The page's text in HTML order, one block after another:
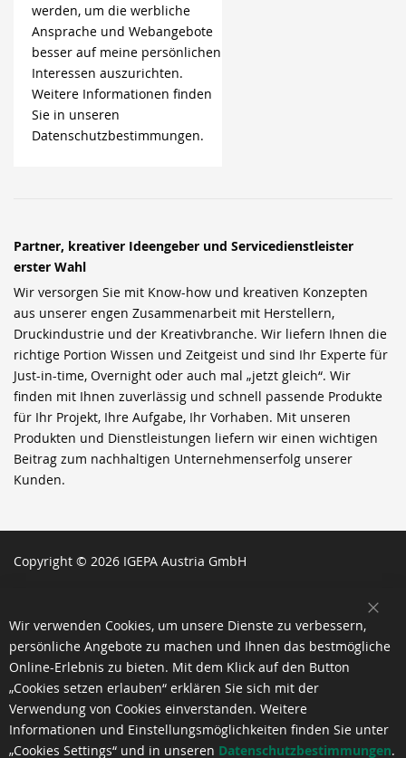
werden, um die werbliche
Ansprache und Webangebote
besser auf meine persönlichen
Interessen auszurichten.
Weitere Informationen finden
Sie in unseren
Datenschutzbestimmungen.
Partner, kreativer Ideengeber und Servicedienstleister
erster Wahl
Wir versorgen Sie mit Know-how und kreativen Konzepten
aus unserer engen Zusammenarbeit mit Herstellern,
Druckindustrie und der Kreativbranche. Wir liefern Ihnen die
richtige Portion Wissen und Zeitgeist und sind Ihr Experte für
Just-in-time, Overnight oder auch mal „jetzt gleich“. Wir
finden mit Ihnen zuverlässig und schnell passende Produkte
für Ihr Projekt, Ihre Aufgabe, Ihr Vorhaben. Mit unseren
Produkten und Dienstleistungen liefern wir einen wichtigen
Beitrag zum nachhaltigen Unternehmenserfolg unserer
Kunden.
Copyright © 2026 IGEPA Austria GmbH
Wir verwenden Cookies, um unsere Dienste zu verbessern,
persönliche Angebote zu machen und Ihnen das bestmögliche
Online-Erlebnis zu bieten. Mit dem Klick auf den Button
„Cookies setzen erlauben“ erklären Sie sich mit der
Verwendung von Cookies einverstanden. Weitere
Informationen und Einstellungsmöglichkeiten finden Sie unter
„Cookies Settings“ und in unseren Datenschutzbestimmungen.